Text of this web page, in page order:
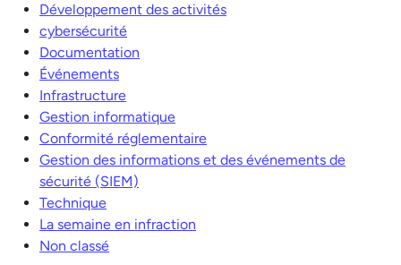
Développement des activités
cybersécurité
Documentation
Événements
Infrastructure
Gestion informatique
Conformité réglementaire
Gestion des informations et des événements de
sécurité (SIEM)
Technique
La semaine en infraction
Non classé